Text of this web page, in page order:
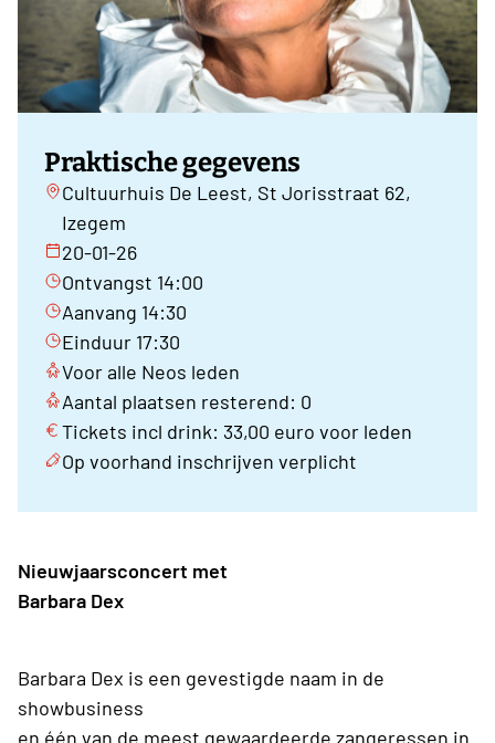
Praktische gegevens
Cultuurhuis De Leest, St Jorisstraat 62,
Izegem
20-01-26
Ontvangst 14:00
Aanvang 14:30
Einduur 17:30
Voor alle Neos leden
Aantal plaatsen resterend: 0
Tickets incl drink: 33,00 euro voor leden
Op voorhand inschrijven verplicht
Nieuwjaarsconcert met
Barbara Dex
Barbara Dex is een gevestigde naam in de
showbusiness
en één van de meest gewaardeerde zangeressen in